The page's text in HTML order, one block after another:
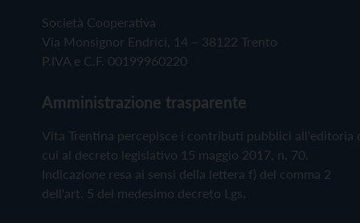
Società Cooperativa
Via Monsignor Endrici, 14 – 38122 Trento
P.IVA e C.F. 00199960220
Amministrazione trasparente
Vita Trentina percepisce i contributi pubblici all'editoria
cui al decreto legislativo 15 maggio 2017, n. 70.
Indicazione resa ai sensi della lettera f) del comma 2
dell'art. 5 del medesimo decreto Lgs.